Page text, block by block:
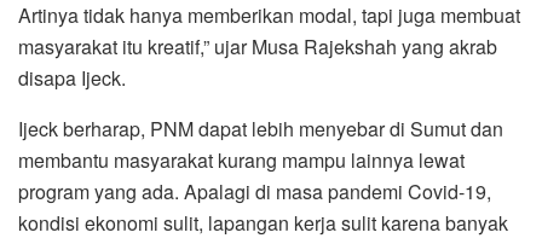
Artinya tidak hanya memberikan modal, tapi juga membuat
masyarakat itu kreatif,” ujar Musa Rajekshah yang akrab
disapa Ijeck.
Ijeck berharap, PNM dapat lebih menyebar di Sumut dan
membantu masyarakat kurang mampu lainnya lewat
program yang ada. Apalagi di masa pandemi Covid-19,
kondisi ekonomi sulit, lapangan kerja sulit karena banyak